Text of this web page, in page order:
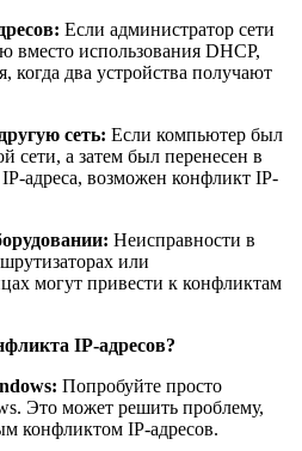
Если администратор сети
вместо использования DHCP,
когда два устройства получают
сеть: Если компьютер был
сети, а затем был перенесен в
адреса, возможен конфликт IP-
Неисправности в
или
могут привести к конфликтам
IP-адресов?
Попробуйте просто
Это может решить проблему,
конфликтом IP-адресов.